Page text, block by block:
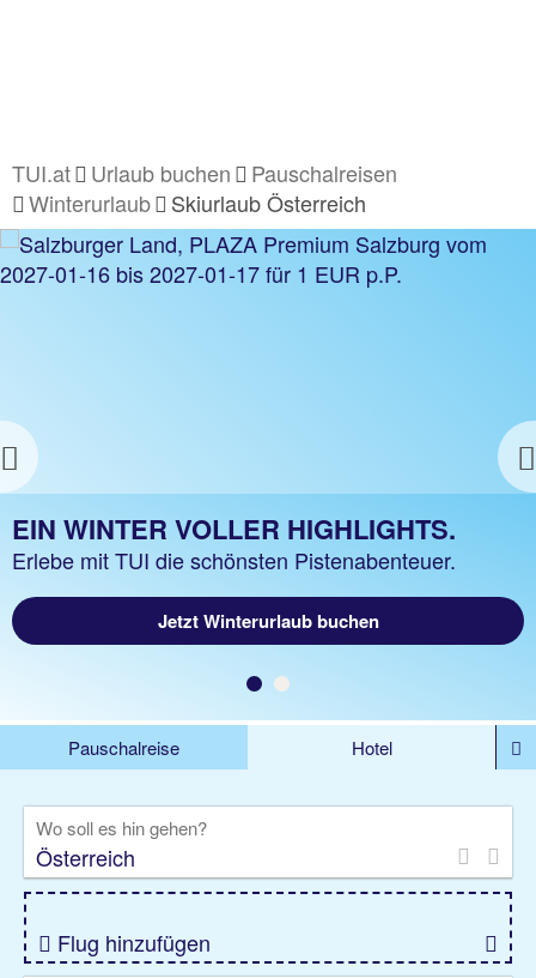
TUI.at Urlaub buchen
Pauschalreisen
Winterurlaub
Skiurlaub Österreich
Previous
EIN WINTER VOLLER HIGHLIGHTS.
Erlebe mit TUI die schönsten Pistenabenteuer.
Jetzt Winterurlaub buchen
WINTERSPASS IN ÖSTERREICH
Entdecke jetzt die schönsten Skigebiete
Pauschalreise
Hotel
Rundreise
Kreuzfahrt
Gruppenreise
Camper Privattransfer
Wo soll es hin gehen?
Flug hinzufügen